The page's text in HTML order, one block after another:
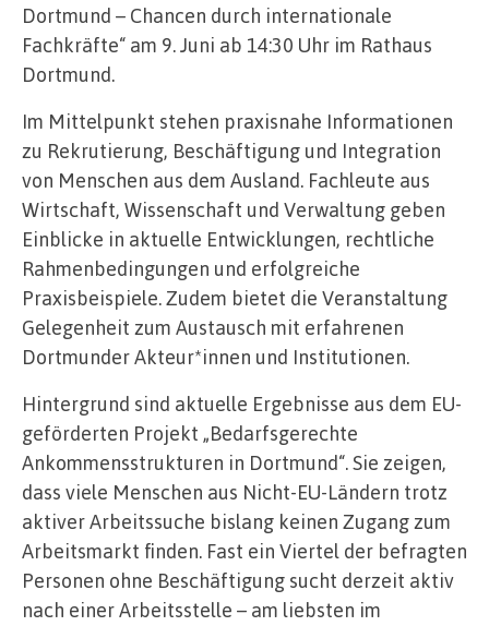
Dortmund – Chancen durch internationale
Fachkräfte“ am 9. Juni ab 14:30 Uhr im Rathaus
Dortmund.
Im Mittelpunkt stehen praxisnahe Informationen
zu Rekrutierung, Beschäftigung und Integration
von Menschen aus dem Ausland. Fachleute aus
Wirtschaft, Wissenschaft und Verwaltung geben
Einblicke in aktuelle Entwicklungen, rechtliche
Rahmenbedingungen und erfolgreiche
Praxisbeispiele. Zudem bietet die Veranstaltung
Gelegenheit zum Austausch mit erfahrenen
Dortmunder Akteur*innen und Institutionen.
Hintergrund sind aktuelle Ergebnisse aus dem EU-
geförderten Projekt „Bedarfsgerechte
Ankommensstrukturen in Dortmund“. Sie zeigen,
dass viele Menschen aus Nicht-EU-Ländern trotz
aktiver Arbeitssuche bislang keinen Zugang zum
Arbeitsmarkt finden. Fast ein Viertel der befragten
Personen ohne Beschäftigung sucht derzeit aktiv
nach einer Arbeitsstelle – am liebsten im